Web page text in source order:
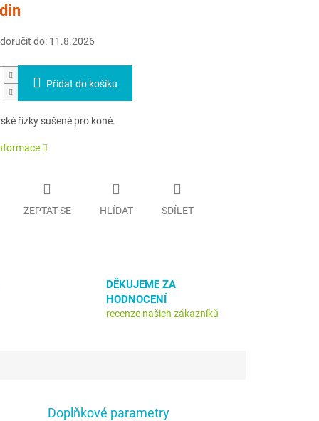
do: 11.8.2026
Přidat do košíku
řízky sušené pro koně.
ZEPTAT SE HLÍDAT SDÍLET
DĚKUJEME ZA
HODNOCENÍ
recenze našich zákazníků
Doplňkové parametry